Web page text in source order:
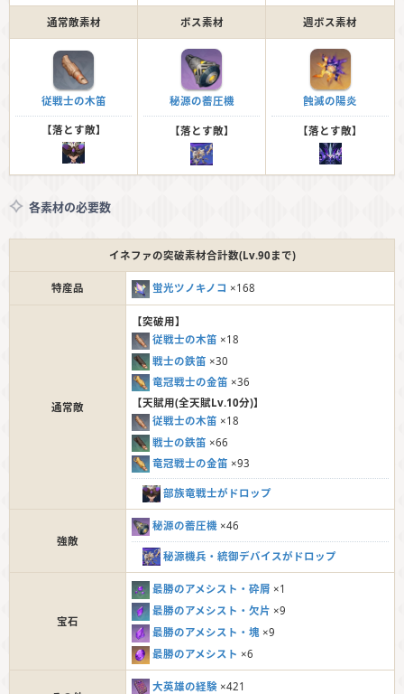
通常敵素材 ボス素材 週ボス素材
従戦士の木笛
【落とす敵】
秘源の蓄圧機
【落とす敵】
蝕滅の陽炎
【落とす敵】
各素材の必要数
イネファの突破素材合計数(Lv.90まで)
特産品 蛍光ツノキノコ ×168
通常敵
【突破用】
従戦士の木笛 ×18
戦士の鉄笛 ×30
竜冠戦士の金笛 ×36
【天賦用(全天賦Lv.10分)】
従戦士の木笛 ×18
戦士の鉄笛 ×66
竜冠戦士の金笛 ×93
部族竜戦士がドロップ
強敵
秘源の蓄圧機 ×46
秘源機兵・統御デバイスがドロップ
宝石
最勝のアメシスト・砕屑 ×1
最勝のアメシスト・欠片 ×9
最勝のアメシスト・塊 ×9
最勝のアメシスト ×6
大英雄の経験 ×421